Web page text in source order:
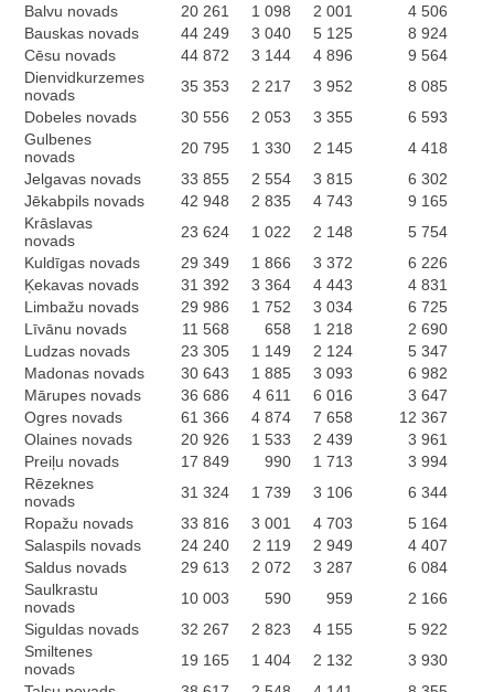
Balvu novads
20 261 1 098 2 001
4 506
Bauskas novads
44 249 3 040 5 125
8 924
Cēsu novads
44 872 3 144 4 896
9 564
Dienvidkurzemes
novads
35 353 2 217 3 952
8 085
Dobeles novads
30 556 2 053 3 355
6 593
Gulbenes
novads
20 795 1 330 2 145
4 418
Jelgavas novads
33 855 2 554 3 815
6 302
Jēkabpils novads
42 948 2 835 4 743
9 165
Krāslavas
novads
23 624 1 022 2 148
5 754
Kuldīgas novads
29 349 1 866 3 372
6 226
Ķekavas novads
31 392 3 364 4 443
4 831
Limbažu novads
29 986 1 752 3 034
6 725
Līvānu novads
11 568 658 1 218
2 690
Ludzas novads
23 305 1 149 2 124
5 347
Madonas novads
30 643 1 885 3 093
6 982
Mārupes novads
36 686 4 611 6 016
3 647
Ogres novads
61 366 4 874 7 658
12 367
Olaines novads
20 926 1 533 2 439
3 961
Preiļu novads
17 849 990 1 713
3 994
Rēzeknes
novads
31 324 1 739 3 106
6 344
Ropažu novads
33 816 3 001 4 703
5 164
Salaspils novads
24 240 2 119 2 949
4 407
Saldus novads
29 613 2 072 3 287
6 084
Saulkrastu
novads
10 003 590 959
2 166
Siguldas novads
32 267 2 823 4 155
5 922
Smiltenes
novads
19 165 1 404 2 132
3 930